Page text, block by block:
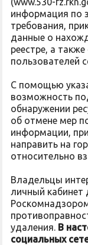
информация по
требования,
данные о
реестре, а
пользователей
С помощью
возможность
обнаружении
об отмене мер
информации,
направить на
относительно
Владельцы
личный кабинет
удаления. В
социальных